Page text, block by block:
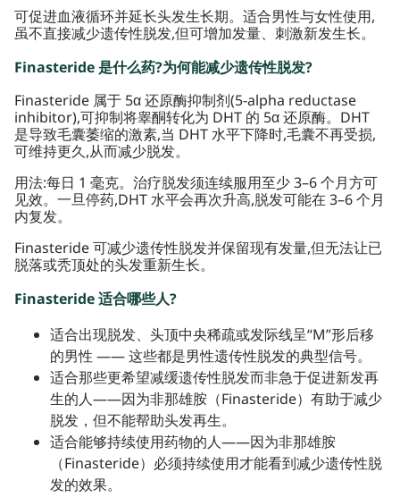
可促进血液循环并延长头发生长期。适合男性与女性使用,
虽不直接减少遗传性脱发,但可增加发量、刺激新发生长。
Finasteride 是什么药?为何能减少遗传性脱发?
Finasteride 属于 5α 还原酶抑制剂(5-alpha reductase
inhibitor),可抑制将睾酮转化为 DHT 的 5α 还原酶。DHT
是导致毛囊萎缩的激素,当 DHT 水平下降时,毛囊不再受损,
可维持更久,从而减少脱发。
用法:每日 1 毫克。治疗脱发须连续服用至少 3–6 个月方可
见效。一旦停药,DHT 水平会再次升高,脱发可能在 3–6 个月
内复发。
Finasteride 可减少遗传性脱发并保留现有发量,但无法让已
脱落或秃顶处的头发重新生长。
Finasteride 适合哪些人?
适合出现脱发、头顶中央稀疏或发际线呈“M”形后移
的男性 —— 这些都是男性遗传性脱发的典型信号。
适合那些更希望减缓遗传性脱发而非急于促进新发再
生的人——因为非那雄胺（Finasteride）有助于减少
脱发，但不能帮助头发再生。
适合能够持续使用药物的人——因为非那雄胺
（Finasteride）必须持续使用才能看到减少遗传性脱
发的效果。